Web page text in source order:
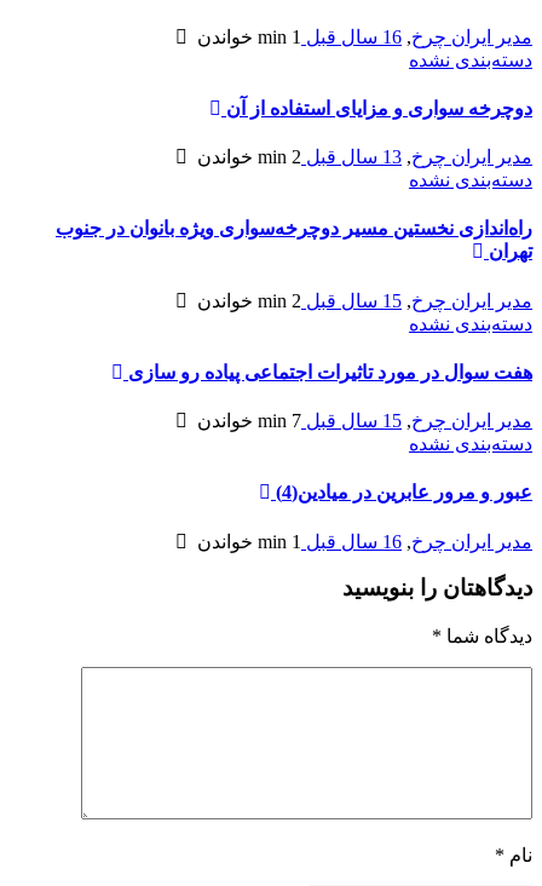
مدیر ایران چرخ, 16 سال قبل 1 min
خواندن
دسته‌بندی نشده
دوچرخه سواری و مزایای استفاده از آن
مدیر ایران چرخ, 13 سال قبل 2 min
خواندن
دسته‌بندی نشده
راه‌اندازی نخستین مسیر دوچرخه‌سواری ویژه بانوان در جنوب
تهران
مدیر ایران چرخ, 15 سال قبل 2 min
خواندن
دسته‌بندی نشده
هفت سوال در مورد تاثیرات اجتماعی پیاده رو سازی
مدیر ایران چرخ, 15 سال قبل 7 min
خواندن
دسته‌بندی نشده
عبور و مرور عابرين در ميادين(4)
مدیر ایران چرخ, 16 سال قبل 1 min خواندن
دیدگاهتان را بنویسید
دیدگاه شما *
نام *